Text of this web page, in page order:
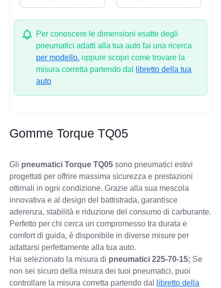
Per conoscere le dimensioni esatte degli
pneumatici adatti alla tua auto fai una ricerca
per modello. oppure scopri come trovare la
misura corretta partendo dal
libretto della tua
auto
Gomme Torque TQ05
Gli pneumatici Torque TQ05 sono pneumatici estivi
progettati per offrire massima sicurezza e prestazioni
ottimali in ogni condizione. Grazie alla sua mescola
innovativa e al design del battistrada, garantisce
aderenza, stabilità e riduzione del consumo di carburante.
Perfetto per chi cerca un compromesso tra durata e
comfort di guida, è disponibile in diverse misure per
adattarsi perfettamente alla tua auto.
Hai selezionato la misura di pneumatici225-70-15; Se
non sei sicuro della misura dei tuoi pneumatici, puoi
controllare la misura corretta partendo dal
libretto della